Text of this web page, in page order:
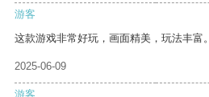
游客
这款游戏非常好玩，画面精美，玩法丰富。
2025-06-09
游客